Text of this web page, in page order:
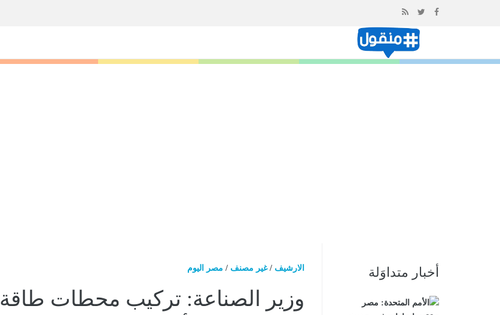
المحتوى
أخبار متداوَلة الارشيف /غير مصنف / مصر اليوم
وزير الصناعة: تركيب محطات طاقة